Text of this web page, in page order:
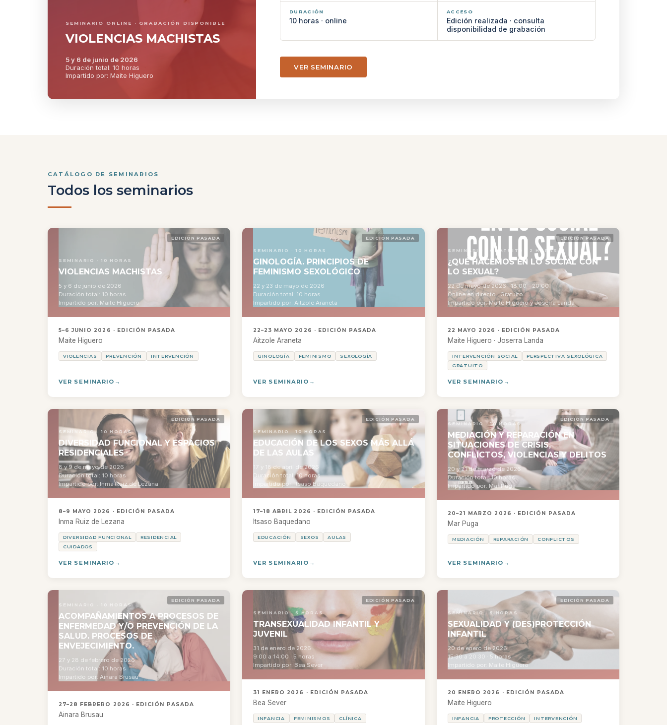
SEMINARIO ONLINE · GRABACIÓN DISPONIBLE
VIOLENCIAS MACHISTAS
5 y 6 de junio de 2026
Duración total: 10 horas
Impartido por: Maite Higuero
DURACIÓN
10 horas · online
ACCESO
Edición realizada · consulta
disponibilidad de grabación
VER SEMINARIO
CATÁLOGO DE SEMINARIOS
Todos los seminarios
SEMINARIO · 10 HORAS
EDICIÓN PASADA
VIOLENCIAS MACHISTAS
5 y 6 de junio de 2026
Duración total: 10 horas
Impartido por: Maite Higuero
5–6 JUNIO 2026 · EDICIÓN PASADA
Maite Higuero
VIOLENCIAS PREVENCIÓN INTERVENCIÓN
VER SEMINARIO
EDICIÓN PASADA
SEMINARIO · 10 HORAS
GINOLOGÍA. PRINCIPIOS DE
FEMINISMO SEXOLÓGICO
22 y 23 de mayo de 2026
Duración total: 10 horas
Impartido por: Aitzole Araneta
22–23 MAYO 2026 · EDICIÓN PASADA
Aitzole Araneta
GINOLOGÍA FEMINISMO SEXOLOGÍA
VER SEMINARIO
EDICIÓN PASADA
SEMINARIO · GRATUITO · 2 HORAS
¿QUÉ HACEMOS EN LO SOCIAL CON
LO SEXUAL?
22 de mayo de 2026 · 18:00 - 20:00
Online en directo · Gratuito
Impartido por: Maite Higuero y Joserra Landa
22 MAYO 2026 · EDICIÓN PASADA
Maite Higuero · Joserra Landa
INTERVENCIÓN SOCIAL
PERSPECTIVA SEXOLÓGICA
GRATUITO
VER SEMINARIO
EDICIÓN PASADA
SEMINARIO · 10 HORAS
DIVERSIDAD FUNCIONAL Y ESPACIOS
RESIDENCIALES
8 y 9 de mayo de 2026
Duración total: 10 horas
Impartido por: Inma Ruiz de Lezana
8–9 MAYO 2026 · EDICIÓN PASADA
Inma Ruiz de Lezana
DIVERSIDAD FUNCIONAL
RESIDENCIAL
CUIDADOS
VER SEMINARIO
EDICIÓN PASADA
SEMINARIO · 10 HORAS
EDUCACIÓN DE LOS SEXOS MÁS ALLÁ
DE LAS AULAS
17 y 18 de abril de 2026
Duración total: 10 horas
Impartido por: Itsaso Baquedano
17–18 ABRIL 2026 · EDICIÓN PASADA
Itsaso Baquedano
EDUCACIÓN SEXOS AULAS
VER SEMINARIO
EDICIÓN PASADA
SEMINARIO · 10 HORAS
MEDIACIÓN Y REPARACIÓN EN
SITUACIONES DE CRISIS,
CONFLICTOS, VIOLENCIAS Y DELITOS
20 y 21 de marzo de 2026
Duración total: 10 horas
Impartido por: Mar Puga
20–21 MARZO 2026 · EDICIÓN PASADA
Mar Puga
MEDIACIÓN REPARACIÓN CONFLICTOS
VER SEMINARIO
EDICIÓN PASADA
SEMINARIO · 10 HORAS
ACOMPAÑAMIENTOS A PROCESOS DE
ENFERMEDAD Y/O PREVENCIÓN DE LA
SALUD. PROCESOS DE
ENVEJECIMIENTO.
27 y 28 de febrero de 2026
Duración total: 10 horas
Impartido por: Ainara Brusau
27–28 FEBRERO 2026 · EDICIÓN PASADA
Ainara Brusau
EDICIÓN PASADA
SEMINARIO · 5 HORAS
TRANSEXUALIDAD INFANTIL Y
JUVENIL
31 de enero de 2026
9:00 a 14:00 · 5 horas
Impartido por: Bea Sever
31 ENERO 2026 · EDICIÓN PASADA
Bea Sever
INFANCIA FEMINISMOS CLÍNICA
EDICIÓN PASADA
SEMINARIO · 5 HORAS
SEXUALIDAD Y (DES)PROTECCIÓN
INFANTIL
20 de enero de 2026
15:30 a 20:30 · 5 horas
Impartido por: Maite Higuero
20 ENERO 2026 · EDICIÓN PASADA
Maite Higuero
INFANCIA PROTECCIÓN INTERVENCIÓN